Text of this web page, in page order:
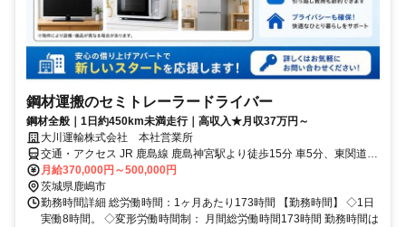
鋼材運搬のセミトレーラードライバー
鋼材全般｜1日約450km未満走行｜高収入★月収37万円～
大川運輸株式会社 本社営業所
交通・アクセス JR 鹿島線 鹿島神宮駅より徒歩15分 車5分、東関道
潮来ICより10分
月給370,000円～500,000円
茨城県鹿嶋市
勤務時間詳細 総労働時間：1ヶ月あたり173時間 【勤務時間】 ◇1日
実働8時間。 ◇変形労働時間制： 月間総労働時間173時間 勤務時間は